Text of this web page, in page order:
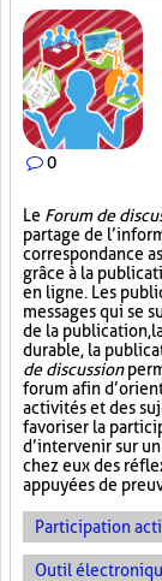
0
Le Forum de
partage de
correspondance
grâce à la
en ligne. Les
messages qui se
de la publication,
durable, la
de discussion
forum afin
activités et des
favoriser la
d’intervenir sur
chez eux des
appuyées de
Participation
Outil